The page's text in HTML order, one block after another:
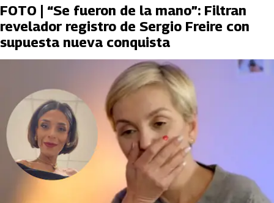
FOTO | “Se fueron de la mano”: Filtran
revelador registro de Sergio Freire con
supuesta nueva conquista